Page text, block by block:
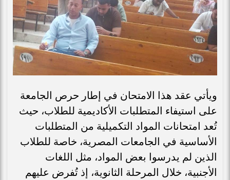
ويأتي عقد هذا الامتحان في إطار حرص الجامعة
على استيفاء المتطلبات الأكاديمية للطلاب، حيث
تُعد امتحانات المواد التكميلية من المتطلبات
الأساسية في الجامعات المصرية، خاصة للطلاب
الذين لم يدرسوا بعض المواد، مثل اللغات
الأجنبية، خلال المرحلة الثانوية، إذ تُفرض عليهم